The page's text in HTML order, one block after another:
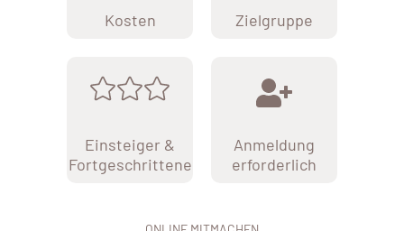
Kosten Zielgruppe
Einsteiger &
Fortgeschrittene
Anmeldung
erforderlich